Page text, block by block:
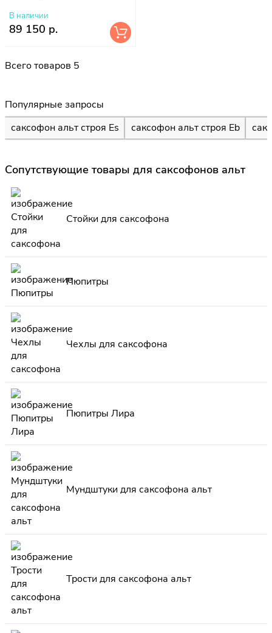
В наличии
89 150 р.
Всего товаров 5
Популярные запросы
саксофон альт строя Es
саксофон альт строя Eb
Сопутствующие товары для саксофонов альт
Стойки для саксофона
Пюпитры
Чехлы для саксофона
Пюпитры Лира
Мундштуки для саксофона альт
Трости для саксофона альт